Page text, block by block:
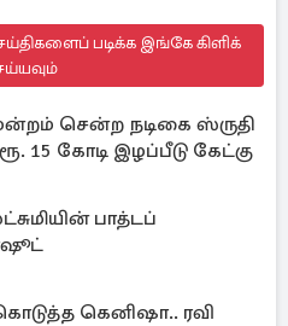
படிக்க இங்கே கிளிக்
சென்ற நடிகை ஸ்ருதி
15 கோடி இழப்பீடு கேட்கு
பாத்டப்
கெனிஷா.. ரவி